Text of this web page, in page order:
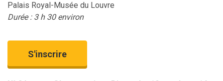
Palais Royal-Musée du Louvre
Durée : 3 h 30 environ
S'inscrire